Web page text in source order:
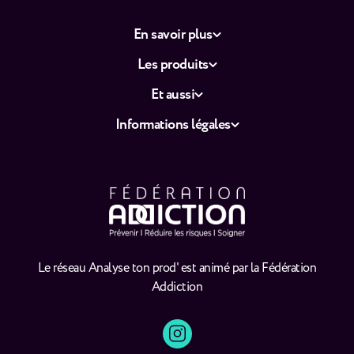
Le réseau Analyse ton prod' est animé par la Fédération
Addiction
En savoir plus
Les produits
Et aussi
Informations légales